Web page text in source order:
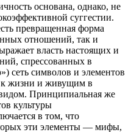
основана, однако, не
суггестии.
превращенная форма
отношений, так и
власть настоящих и
спрессованных в
сеть символов и элементов
жизни и живущим в
Принципиальная же
культуры
в том, что
эти элементы — мифы,